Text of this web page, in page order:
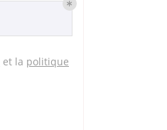
et la politique